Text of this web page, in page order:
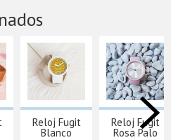
Reloj Fugit
Blanco
Reloj Fugit
Rosa Palo